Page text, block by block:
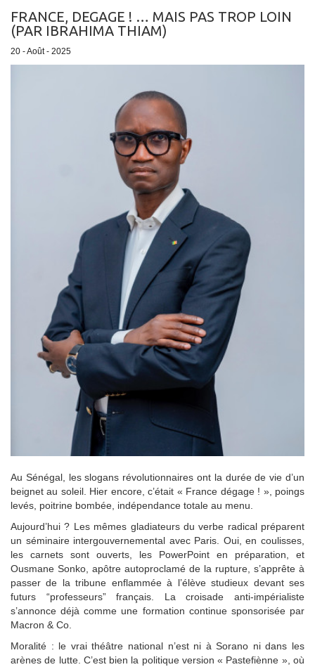
FRANCE, DEGAGE ! … MAIS PAS TROP LOIN
(PAR IBRAHIMA THIAM)
20 - Août - 2025
Au Sénégal, les slogans révolutionnaires ont la durée de vie d’un
beignet au soleil. Hier encore, c’était « France dégage ! », poings
levés, poitrine bombée, indépendance totale au menu.
Aujourd’hui ? Les mêmes gladiateurs du verbe radical préparent
un séminaire intergouvernemental avec Paris. Oui, en coulisses,
les carnets sont ouverts, les PowerPoint en préparation, et
Ousmane Sonko, apôtre autoproclamé de la rupture, s’apprête à
passer de la tribune enflammée à l’élève studieux devant ses
futurs “professeurs” français. La croisade anti-impérialiste
s’annonce déjà comme une formation continue sponsorisée par
Macron & Co.
Moralité : le vrai théâtre national n’est ni à Sorano ni dans les
arènes de lutte. C’est bien la politique version « Pastefiènne », où